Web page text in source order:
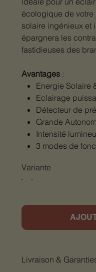
écologique de
solaire ingénieux et
épargnera les
fastidieuses des
Avantages:
Energie Solaire
Eclairage
Détecteur de
Grande
Intensité
3 modes de
Variante
Livraison &